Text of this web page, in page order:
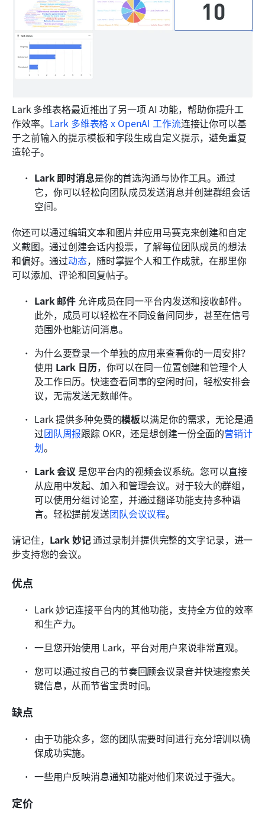
Lark 多维表格最近推出了另一项 AI 功能，帮助你提升工
作效率。 Lark 多维表格 x OpenAI 工作流连接让你可以基
于之前输入的提示模板和字段生成自定义提示，避免重复
造轮子。
Lark 即时消息是你的首选沟通与协作工具。通过
它，你可以轻松向团队成员发送消息并创建群组会话
空间。
你还可以通过编辑文本和图片并应用马赛克来创建和自定
义截图。通过创建会话内投票，了解每位团队成员的想法
和偏好。通过动态，随时掌握个人和工作成就，在那里你
可以添加、评论和回复帖子。
Lark 邮件 允许成员在同一平台内发送和接收邮件。
此外，成员可以轻松在不同设备间同步，甚至在信号
范围外也能访问消息。
为什么要登录一个单独的应用来查看你的一周安排？
使用 Lark 日历，你可以在同一位置创建和管理个人
及工作日历。快速查看同事的空闲时间，轻松安排会
议，无需发送无数邮件。
Lark 提供多种免费的模板以满足你的需求，无论是通
过团队周报跟踪 OKR，还是想创建一份全面的营销计
划。
Lark 会议 是您平台内的视频会议系统。您可以直接
从应用中发起、加入和管理会议。对于较大的群组，
可以使用分组讨论室，并通过翻译功能支持多种语
言。轻松提前发送团队会议议程。
请记住， Lark 妙记 通过录制并提供完整的文字记录，进一
步支持您的会议。
优点
Lark 妙记连接平台内的其他功能，支持全方位的效率
和生产力。
一旦您开始使用 Lark，平台对用户来说非常直观。
您可以通过按自己的节奏回顾会议录音并快速搜索关
键信息，从而节省宝贵时间。
缺点
由于功能众多，您的团队需要时间进行充分培训以确
保成功实施。
一些用户反映消息通知功能对他们来说过于强大。
定价